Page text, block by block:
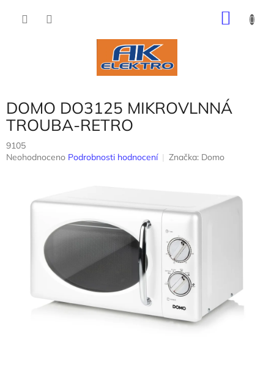
DOMO DO3125 MIKROVLNNÁ
TROUBA-RETRO
9105
Průměrné
Neohodnoceno Podrobnosti hodnocení Značka: Domo